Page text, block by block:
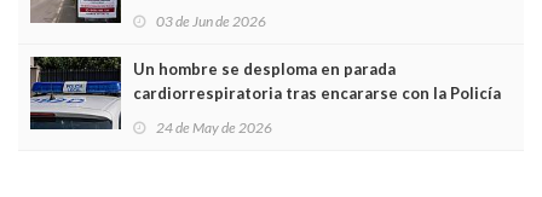
03 de Jun de 2026
Un hombre se desploma en parada
cardiorrespiratoria tras encararse con la Policía
Local en Luanco
24 de May de 2026